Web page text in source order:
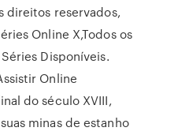
direitos reservados,
Online X,Todos os
Disponíveis.
Online
do século XVIII,
minas de estanho